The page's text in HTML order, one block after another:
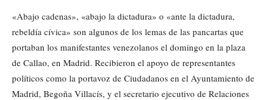
«Abajo cadenas», «abajo la dictadura» o «ante la dictadura,
rebeldía cívica» son algunos de los lemas de las pancartas que
portaban los manifestantes venezolanos el domingo en la plaza
de Callao, en Madrid. Recibieron el apoyo de representantes
políticos como la portavoz de Ciudadanos en el Ayuntamiento de
Madrid, Begoña Villacís, y el secretario ejecutivo de Relaciones